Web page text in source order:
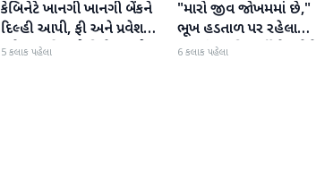
રાષ્ટ્રીય
કેબિનેટે ખાનગી ખાનગી બેંકને
દિલ્હી આપી, ફી અને પ્રવેશ
માટે નવા નિયમો વિશે જાણો
5 કલાક પહેલા
રાષ્ટ્રીય
"મારો જીવ જોખમમાં છે,"
ભૂખ હડતાળ પર રહેલા
ઝારખંડના વિદ્યાર્થી નેતા દેવેન્દ્ર
6 કલાક પહેલા